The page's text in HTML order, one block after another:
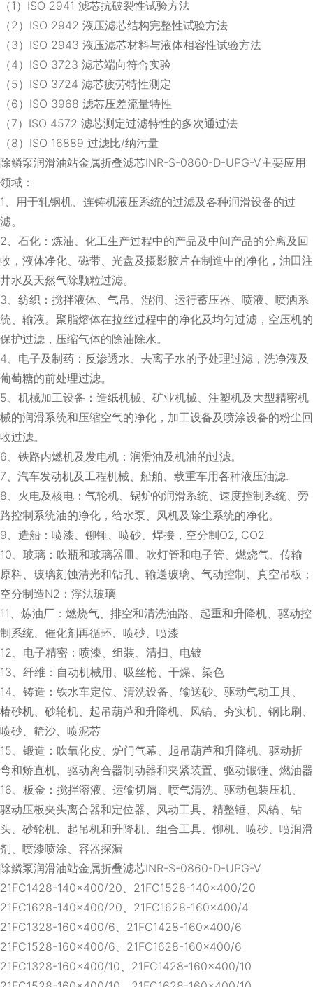
（1）ISO 2941 滤芯抗破裂性试验方法
（2）ISO 2942 液压滤芯结构完整性试验方法
（3）ISO 2943 液压滤芯材料与液体相容性试验方法
（4）ISO 3723 滤芯端向符合实验
（5）ISO 3724 滤芯疲劳特性测定
（6）ISO 3968 滤芯压差流量特性
（7）ISO 4572 滤芯测定过滤特性的多次通过法
（8）ISO 16889 过滤比/纳污量
除鳞泵润滑油站金属折叠滤芯INR-S-0860-D-UPG-V主要应用
领域：
1、用于轧钢机、连铸机液压系统的过滤及各种润滑设备的过
滤。
2、石化：炼油、化工生产过程中的产品及中间产品的分离及回
收，液体净化、磁带、光盘及摄影胶片在制造中的净化，油田注
井水及天然气除颗粒过滤。
3、纺织：搅拌液体、气吊、湿润、运行蓄压器、喷液、喷洒系
统、输液。聚脂熔体在拉丝过程中的净化及均匀过滤，空压机的
保护过滤，压缩气体的除油除水。
4、电子及制药：反渗透水、去离子水的予处理过滤，洗净液及
葡萄糖的前处理过滤。
5、机械加工设备：造纸机械、矿业机械、注塑机及大型精密机
械的润滑系统和压缩空气的净化，加工设备及喷涂设备的粉尘回
收过滤。
6、铁路内燃机及发电机：润滑油及机油的过滤。
7、汽车发动机及工程机械、船舶、载重车用各种液压油滤.
8、火电及核电：气轮机、锅炉的润滑系统、速度控制系统、旁
路控制系统油的净化，给水泵、风机及除尘系统的净化。
9、造船：喷漆、铆锤、喷砂、焊接，空分制O2, CO2
10、玻璃：吹瓶和玻璃器皿、吹灯管和电子管、燃烧气、传输
原料、玻璃刻蚀清光和钻孔、输送玻璃、气动控制、真空吊板；
空分制造N2：浮法玻璃
11、炼油厂：燃烧气、排空和清洗油路、起重和升降机、驱动控
制系统、催化剂再循环、喷砂、喷漆
12、电子精密：喷漆、组装、清扫、电镀
13、纤维：自动机械用、吸丝枪、干燥、染色
14、铸造：铁水车定位、清洗设备、输送砂、驱动气动工具、
椿砂机、砂轮机、起吊葫芦和升降机、风镐、夯实机、钢比刷、
喷砂、筛沙、喷泥芯
15、锻造：吹氧化皮、炉门气幕、起吊葫芦和升降机、驱动折
弯和矫直机、驱动离合器制动器和夹紧装置、驱动锻锤、燃油器
16、板金：搅拌溶液、运输切屑、喷气清洗、驱动包装压机、
驱动压板夹头离合器和定位器、风动工具、精整锤、风镐、钻
头、砂轮机、起吊机和升降机、组合工具、铆机、喷砂、喷润滑
剂、喷漆喷涂、容器探漏
除鳞泵润滑油站金属折叠滤芯INR-S-0860-D-UPG-V
21FC1428-140×400/20、21FC1528-140×400/20
21FC1628-140×400/20、21FC1628-160×400/4
21FC1328-160×400/6、21FC1428-160×400/6
21FC1528-160×400/6、21FC1628-160×400/6
21FC1328-160×400/10、21FC1428-160×400/10